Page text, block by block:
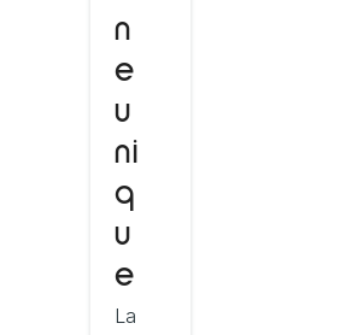
n
e
u
ni
q
u
e
La